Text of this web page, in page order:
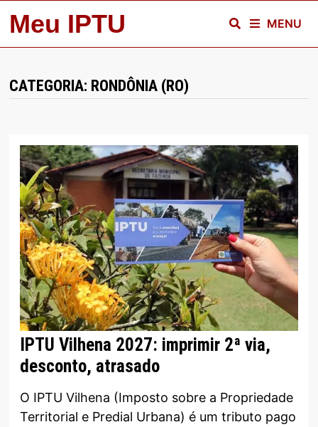
content
Meu IPTU MENU
CATEGORIA: RONDÔNIA (RO)
IPTU Vilhena 2027: imprimir 2ª via,
desconto, atrasado
O IPTU Vilhena (Imposto sobre a Propriedade
Territorial e Predial Urbana) é um tributo pago